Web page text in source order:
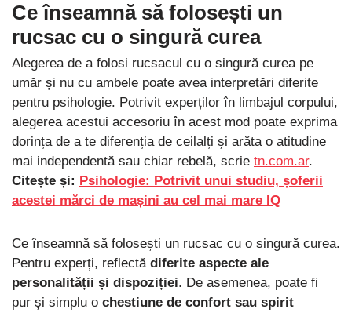
Ce înseamnă să folosești un
rucsac cu o singură curea
Alegerea de a folosi rucsacul cu o singură curea pe
umăr și nu cu ambele poate avea interpretări diferite
pentru psihologie. Potrivit experților în limbajul corpului,
alegerea acestui accesoriu în acest mod poate exprima
dorința de a te diferenția de ceilalți și arăta o atitudine
mai independentă sau chiar rebelă, scrie tn.com.ar.
Citește și: Psihologie: Potrivit unui studiu, șoferii
acestei mărci de mașini au cel mai mare IQ
Ce înseamnă să folosești un rucsac cu o singură curea.
Pentru experți, reflectă diferite aspecte ale
personalității și dispoziției. De asemenea, poate fi
pur și simplu o chestiune de confort sau spirit